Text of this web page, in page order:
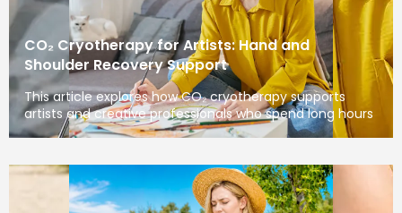
CO₂ Cryotherapy for Artists: Hand and
Shoulder Recovery Support
This article explores how CO₂ cryotherapy supports
artists and creative professionals who spend long hours